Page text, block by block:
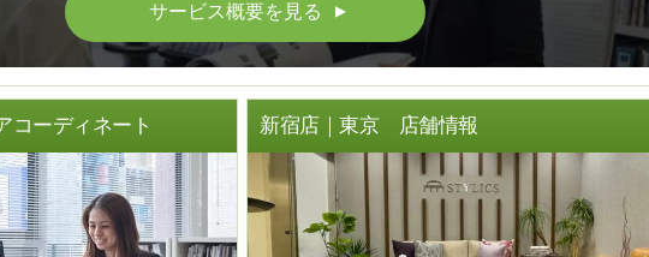
サービス概要を見る ▲
コーディネート 新宿店｜東京 店舗情報